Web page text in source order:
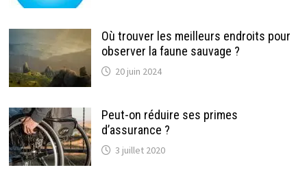
Où trouver les meilleurs endroits pour
observer la faune sauvage ?
20 juin 2024
Peut-on réduire ses primes
d’assurance ?
3 juillet 2020